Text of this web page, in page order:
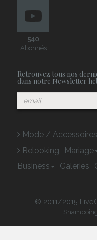
540
Abonnés
Retrouvez tous nos
dans notre Newsletter
Mode / Accessoires
Relooking
Mariage
Business
Galeries
© 2011/2015
Shampoing